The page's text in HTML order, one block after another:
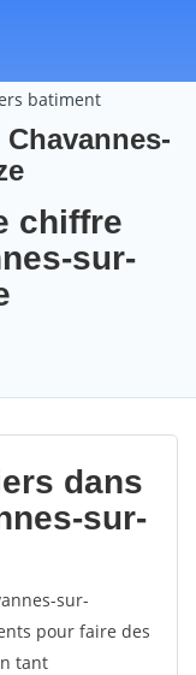
batiment
chiffre
sur-
dans
sur-
sur-
pour faire des
tant